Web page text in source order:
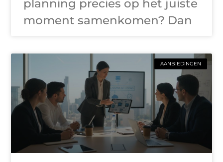
planning precies op het juiste
moment samenkomen? Dan
AANBIEDINGEN